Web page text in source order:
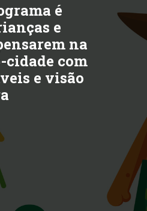
é
e
na
cidade com
e visão